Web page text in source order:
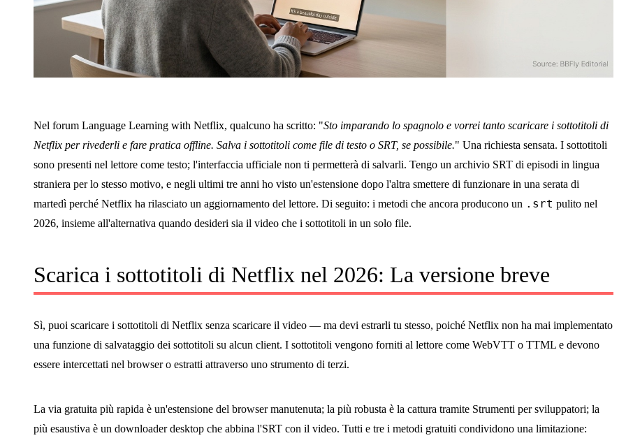
Nel forum Language Learning with Netflix, qualcuno ha scritto: "Sto imparando lo spagnolo e vorrei tanto scaricare i sottotitoli di
Netflix per rivederli e fare pratica offline. Salva i sottotitoli come file di testo o SRT, se possibile." Una richiesta sensata. I sottotitoli
sono presenti nel lettore come testo; l'interfaccia ufficiale non ti permetterà di salvarli. Tengo un archivio SRT di episodi in lingua
straniera per lo stesso motivo, e negli ultimi tre anni ho visto un'estensione dopo l'altra smettere di funzionare in una serata di
martedì perché Netflix ha rilasciato un aggiornamento del lettore. Di seguito: i metodi che ancora producono un .srt pulito nel
2026, insieme all'alternativa quando desideri sia il video che i sottotitoli in un solo file.
Scarica i sottotitoli di Netflix nel 2026: La versione breve
Sì, puoi scaricare i sottotitoli di Netflix senza scaricare il video — ma devi estrarli tu stesso, poiché Netflix non ha mai implementato
una funzione di salvataggio dei sottotitoli su alcun client. I sottotitoli vengono forniti al lettore come WebVTT o TTML e devono
essere intercettati nel browser o estratti attraverso uno strumento di terzi.
La via gratuita più rapida è un'estensione del browser manutenuta; la più robusta è la cattura tramite Strumenti per sviluppatori; la
più esaustiva è un downloader desktop che abbina l'SRT con il video. Tutti e tre i metodi gratuiti condividono una limitazione: